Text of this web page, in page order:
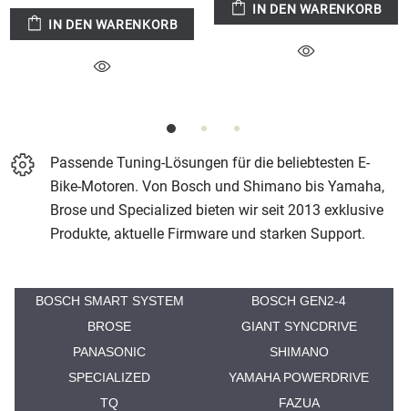
IN DEN WARENKORB
IN DEN WARENKORB
Passende Tuning-Lösungen für die beliebtesten E-
Bike-Motoren. Von Bosch und Shimano bis Yamaha,
Brose und Specialized bieten wir seit 2013 exklusive
Produkte, aktuelle Firmware und starken Support.
BOSCH SMART SYSTEM
BOSCH GEN2-4
BROSE
GIANT SYNCDRIVE
PANASONIC
SHIMANO
SPECIALIZED
YAMAHA POWERDRIVE
TQ
FAZUA